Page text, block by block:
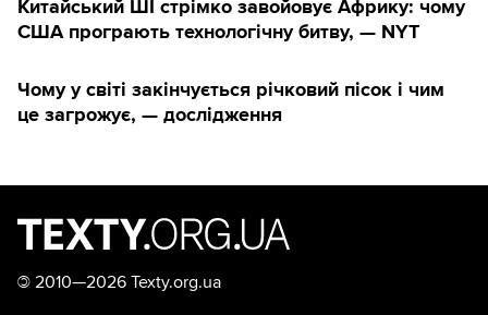
Китайський ШІ стрімко завойовує Африку: чому
США програють технологічну битву, — NYT
Чому у світі закінчується річковий пісок і чим
це загрожує, — дослідження
© 2010—2026 Texty.org.ua